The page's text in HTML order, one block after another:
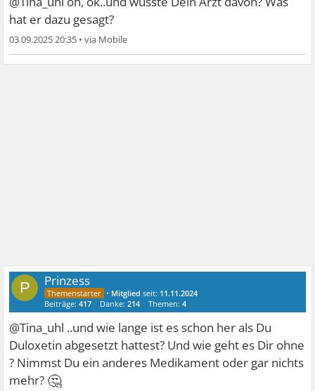
hat er dazu gesagt?
03.09.2025 20:35 •
P Prinzess
• Mitglied seit: 11.11.2024
Beiträge:417 Danke:214 Themen:4
@Tina_uhl ..und wie lange ist es schon her als Du
Duloxetin abgesetzt hattest? Und wie geht es Dir ohne
? Nimmst Du ein anderes Medikament oder gar nichts
mehr? 🤔